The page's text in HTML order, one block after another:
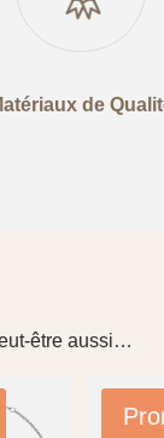
de
être aussi…